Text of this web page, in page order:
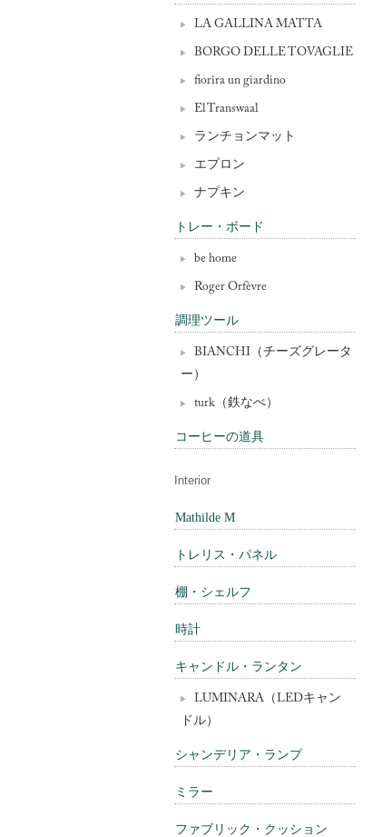
LA GALLINA MATTA
BORGO DELLE TOVAGLIE
fiorira un giardino
El Transwaal
ランチョンマット
エプロン
ナプキン
トレー・ボード
be home
Roger Orfèvre
調理ツール
BIANCHI（チーズグレータ
ー）
turk（鉄なべ）
コーヒーの道具
Interior
Mathilde M
トレリス・パネル
棚・シェルフ
時計
キャンドル・ランタン
LUMINARA（LEDキャン
ドル）
シャンデリア・ランプ
ミラー
ファブリック・クッション